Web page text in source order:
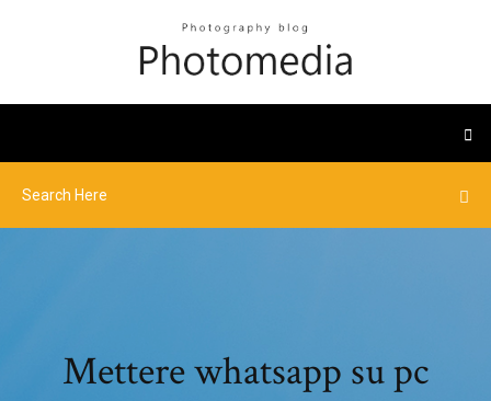
Mettere whatsapp su pc